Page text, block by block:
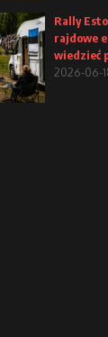
Rally
rajdowe
wiedzieć
2026-06-